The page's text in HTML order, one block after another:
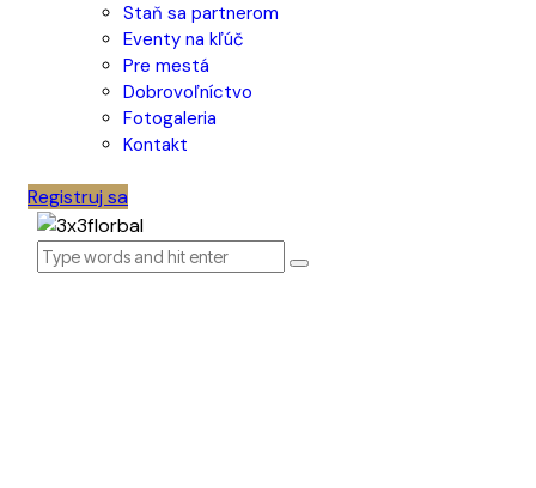
Staň sa partnerom
Eventy na kľúč
Pre mestá
Dobrovoľníctvo
Fotogaleria
Kontakt
Registruj sa